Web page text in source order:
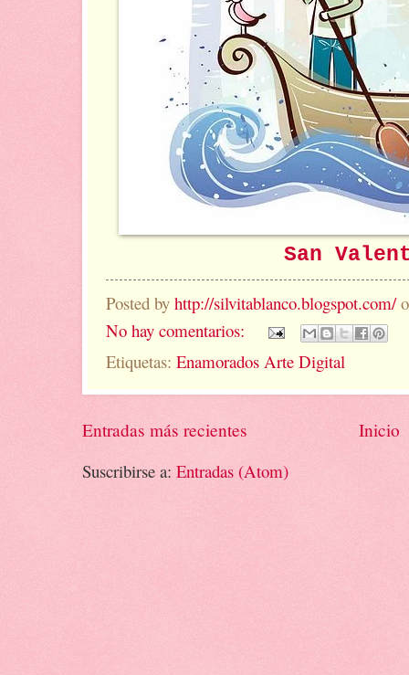
San
Posted by http://silvitablanco.blogspot.com/
No hay comentarios:
Etiquetas: Enamorados Arte Digital
Entradas más recientes
Inicio
Suscribirse a: Entradas (Atom)